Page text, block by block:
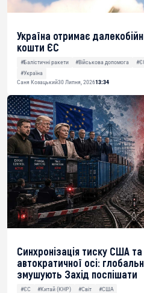
Україна отримає
кошти ЄС
#Балістичні ракети #Військова допомога
#Україна
Саня Козацький30 Липня, 202613:34
Синхронізація тиску США
автократичної осі:
змушують Захід поспішати
#ЄС #Китай (КНР) #Світ
#США